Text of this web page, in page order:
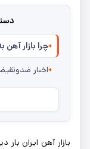
چرا بازار
اخبار
بازار آهن ایران